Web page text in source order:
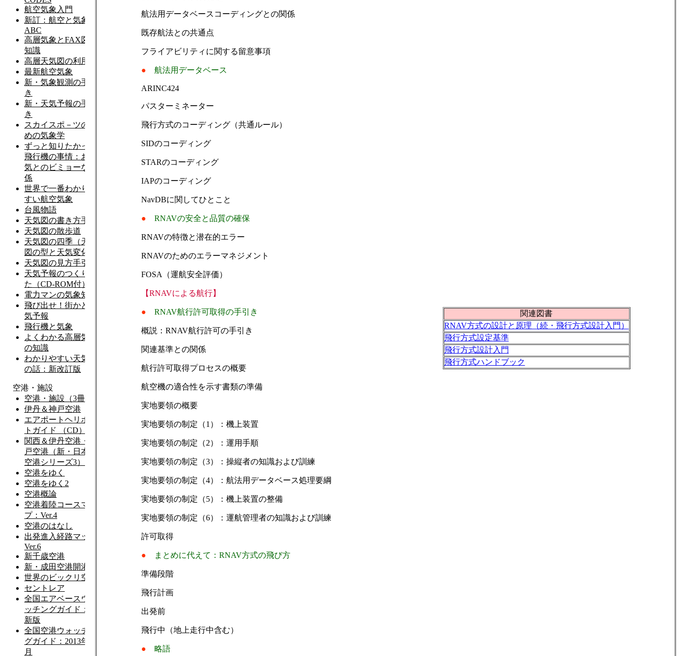
航法用データベースコーディングとの関係
既存航法との共通点
フライアビリティに関する留意事項
● 航法用データベース
ARINC424
パスターミネーター
飛行方式のコーディング（共通ルール）
SIDのコーディング
STARのコーディング
IAPのコーディング
NavDBに関してひとこと
● RNAVの安全と品質の確保
RNAVの特徴と潜在的エラー
RNAVのためのエラーマネジメント
FOSA（運航安全評価）
【RNAVによる航行】
関連図書
RNAV方式の設計と原理（続・飛行方式設計入門）
飛行方式設定基準
飛行方式設計入門
飛行方式ハンドブック
● RNAV航行許可取得の手引き
概説：RNAV航行許可の手引き
関連基準との関係
航行許可取得プロセスの概要
航空機の適合性を示す書類の準備
実地要領の概要
実地要領の制定（1）：機上装置
実地要領の制定（2）：運用手順
実地要領の制定（3）：操縦者の知識および訓練
実地要領の制定（4）：航法用データベース処理要綱
実地要領の制定（5）：機上装置の整備
実地要領の制定（6）：運航管理者の知識および訓練
許可取得
● まとめに代えて：RNAV方式の飛び方
準備段階
飛行計画
出発前
飛行中（地上走行中含む）
● 略語